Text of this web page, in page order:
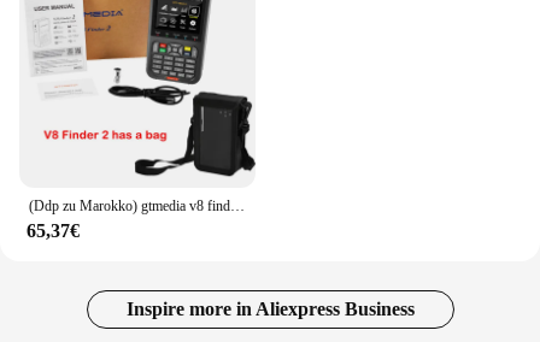
(Ddp zu Marokko) gtmedia v8 finder 2 digitaler satelliten finder meter 7,4 v, DVB-S/s2/s2x 3.5 ''lcd display 1080p hd satfinder
65,37€
Inspire more in Aliexpress Business